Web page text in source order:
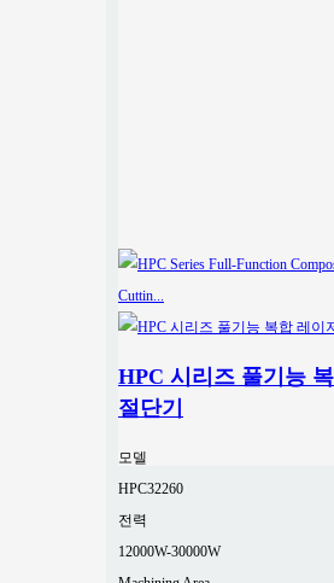
HPC 시리즈 풀기능
절단기
모델
HPC32260
전력
12000W-30000W